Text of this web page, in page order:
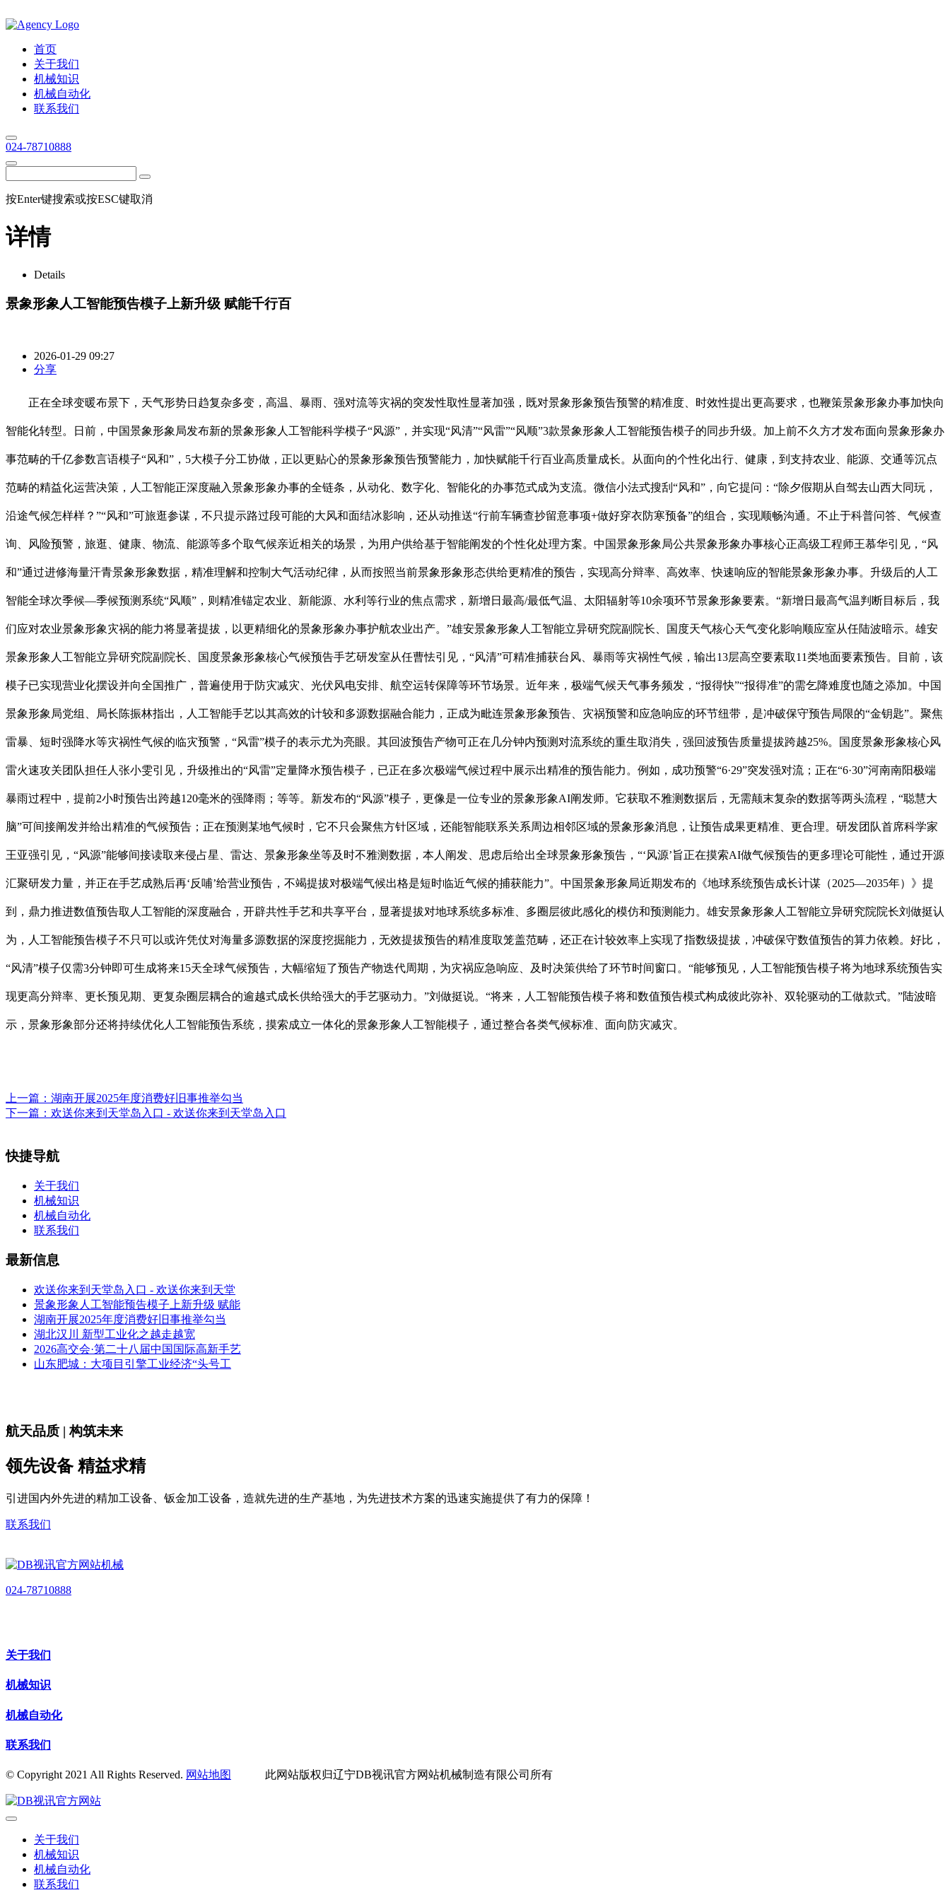
首页
关于我们
机械知识
机械自动化
联系我们
024-78710888
按Enter键搜索或按ESC键取消
详情
Details
景象形象人工智能预告模子上新升级 赋能千行百
2026-01-29 09:27
分享
正在全球变暖布景下，天气形势日趋复杂多变，高温、暴雨、强对流等灾祸的突发性取性显著加强，既对景象形象预告预警的精准度、时效性提出更高要求，也鞭策景象形象办事加快向
智能化转型。日前，中国景象形象局发布新的景象形象人工智能科学模子“风源”，并实现“风清”“风雷”“风顺”3款景象形象人工智能预告模子的同步升级。加上前不久方才发布面向景象形象办
事范畴的千亿参数言语模子“风和”，5大模子分工协做，正以更贴心的景象形象预告预警能力，加快赋能千行百业高质量成长。从面向的个性化出行、健康，到支持农业、能源、交通等沉点
范畴的精益化运营决策，人工智能正深度融入景象形象办事的全链条，从动化、数字化、智能化的办事范式成为支流。微信小法式搜刮“风和”，向它提问：“除夕假期从自驾去山西大同玩，
沿途气候怎样样？”“风和”可旅逛参谋，不只提示路过段可能的大风和面结冰影响，还从动推送“行前车辆查抄留意事项+做好穿衣防寒预备”的组合，实现顺畅沟通。不止于科普问答、气候查
询、风险预警，旅逛、健康、物流、能源等多个取气候亲近相关的场景，为用户供给基于智能阐发的个性化处理方案。中国景象形象局公共景象形象办事核心正高级工程师王慕华引见，“风
和”通过进修海量汗青景象形象数据，精准理解和控制大气活动纪律，从而按照当前景象形象形态供给更精准的预告，实现高分辩率、高效率、快速响应的智能景象形象办事。升级后的人工
智能全球次季候—季候预测系统“风顺”，则精准锚定农业、新能源、水利等行业的焦点需求，新增日最高/最低气温、太阳辐射等10余项环节景象形象要素。“新增日最高气温判断目标后，我
们应对农业景象形象灾祸的能力将显著提拔，以更精细化的景象形象办事护航农业出产。”雄安景象形象人工智能立异研究院副院长、国度天气核心天气变化影响顺应室从任陆波暗示。雄安
景象形象人工智能立异研究院副院长、国度景象形象核心气候预告手艺研发室从任曹怯引见，“风清”可精准捕获台风、暴雨等灾祸性气候，输出13层高空要素取11类地面要素预告。目前，该
模子已实现营业化摆设并向全国推广，普遍使用于防灾减灾、光伏风电安排、航空运转保障等环节场景。近年来，极端气候天气事务频发，“报得快”“报得准”的需乞降难度也随之添加。中国
景象形象局党组、局长陈振林指出，人工智能手艺以其高效的计较和多源数据融合能力，正成为毗连景象形象预告、灾祸预警和应急响应的环节纽带，是冲破保守预告局限的“金钥匙”。聚焦
雷暴、短时强降水等灾祸性气候的临灾预警，“风雷”模子的表示尤为亮眼。其回波预告产物可正在几分钟内预测对流系统的重生取消失，强回波预告质量提拔跨越25%。国度景象形象核心风
雷火速攻关团队担任人张小雯引见，升级推出的“风雷”定量降水预告模子，已正在多次极端气候过程中展示出精准的预告能力。例如，成功预警“6·29”突发强对流；正在“6·30”河南南阳极端
暴雨过程中，提前2小时预告出跨越120毫米的强降雨；等等。新发布的“风源”模子，更像是一位专业的景象形象AI阐发师。它获取不雅测数据后，无需颠末复杂的数据等两头流程，“聪慧大
脑”可间接阐发并给出精准的气候预告；正在预测某地气候时，它不只会聚焦方针区域，还能智能联系关系周边相邻区域的景象形象消息，让预告成果更精准、更合理。研发团队首席科学家
王亚强引见，“风源”能够间接读取来侵占星、雷达、景象形象坐等及时不雅测数据，本人阐发、思虑后给出全球景象形象预告，“‘风源’旨正在摸索AI做气候预告的更多理论可能性，通过开源
汇聚研发力量，并正在手艺成熟后再‘反哺’给营业预告，不竭提拔对极端气候出格是短时临近气候的捕获能力”。中国景象形象局近期发布的《地球系统预告成长计谋（2025—2035年）》提
到，鼎力推进数值预告取人工智能的深度融合，开辟共性手艺和共享平台，显著提拔对地球系统多标准、多圈层彼此感化的模仿和预测能力。雄安景象形象人工智能立异研究院院长刘做挺认
为，人工智能预告模子不只可以或许凭仗对海量多源数据的深度挖掘能力，无效提拔预告的精准度取笼盖范畴，还正在计较效率上实现了指数级提拔，冲破保守数值预告的算力依赖。好比，
“风清”模子仅需3分钟即可生成将来15天全球气候预告，大幅缩短了预告产物迭代周期，为灾祸应急响应、及时决策供给了环节时间窗口。“能够预见，人工智能预告模子将为地球系统预告实
现更高分辩率、更长预见期、更复杂圈层耦合的逾越式成长供给强大的手艺驱动力。”刘做挺说。“将来，人工智能预告模子将和数值预告模式构成彼此弥补、双轮驱动的工做款式。”陆波暗
示，景象形象部分还将持续优化人工智能预告系统，摸索成立一体化的景象形象人工智能模子，通过整合各类气候标准、面向防灾减灾。
上一篇： 湖南开展2025年度消费好旧事推举勾当
下一篇： 欢送你来到天堂岛入口 - 欢送你来到天堂岛入口
快捷导航
关于我们
机械知识
机械自动化
联系我们
最新信息
欢送你来到天堂岛入口 - 欢送你来到天堂
景象形象人工智能预告模子上新升级 赋能
湖南开展2025年度消费好旧事推举勾当
湖北汉川 新型工业化之越走越宽
2026高交会·第二十八届中国国际高新手艺
山东肥城：大项目引擎工业经济“头号工
航天品质 | 构筑未来
领先设备 精益求精
引进国内外先进的精加工设备、钣金加工设备，造就先进的生产基地，为先进技术方案的迅速实施提供了有力的保障！
联系我们
024-78710888
关于我们
机械知识
机械自动化
联系我们
© Copyright 2021 All Rights Reserved. 网站地图 此网站版权归辽宁DB视讯官方网站机械制造有限公司所有
关于我们
机械知识
机械自动化
联系我们